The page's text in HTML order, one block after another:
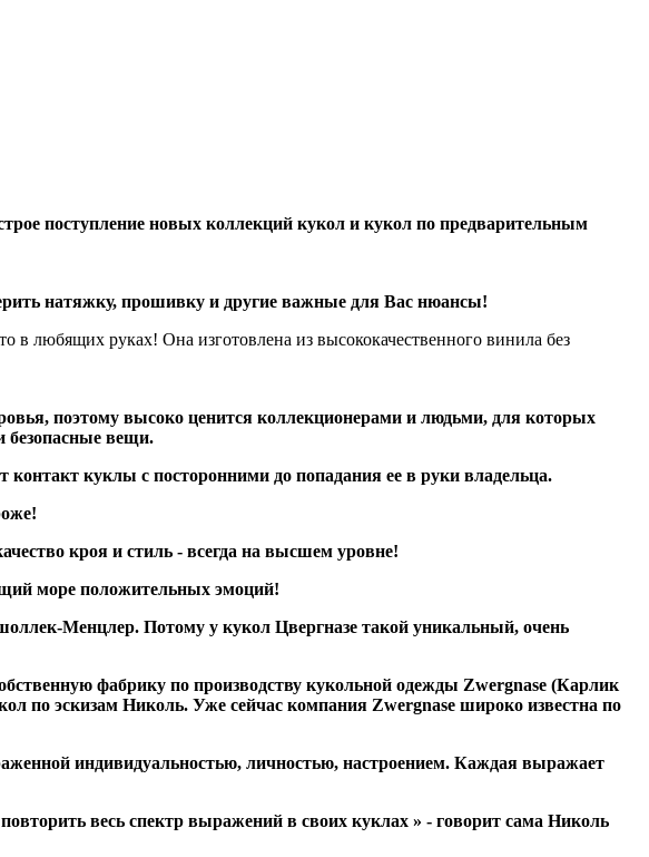
поступление новых коллекций кукол и кукол по предварительным
натяжку, прошивку и другие важные для Вас нюансы!
в любящих руках! Она изготовлена из высококачественного винила без
поэтому высоко ценится коллекционерами и людьми, для которых
безопасные вещи.
куклы с посторонними до попадания ее в руки владельца.
кроя и стиль - всегда на высшем уровне!
море положительных эмоций!
Менцлер. Потому у кукол Цвергназе такой уникальный, очень
фабрику по производству кукольной одежды Zwergnase (Карлик
по эскизам Николь. Уже сейчас компания Zwergnase широко известна по
индивидуальностью, личностью, настроением. Каждая выражает
весь спектр выражений в своих куклах » - говорит сама Николь